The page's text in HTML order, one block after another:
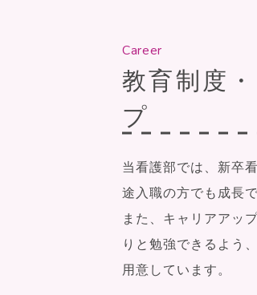
Career
教育制度
プ
当看護部では、新卒
途入職の方でも成長
また、キャリアアッ
りと勉強できるよう
用意しています。